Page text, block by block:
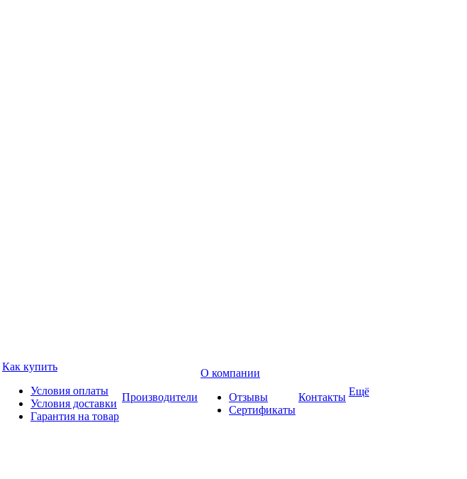
Как купить
Условия оплаты
Условия доставки
Гарантия на товар
Производители
О компании
Отзывы
Сертификаты
Контакты Ещё